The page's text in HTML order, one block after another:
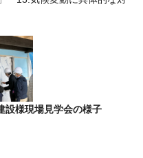
設様現場見学会の様子